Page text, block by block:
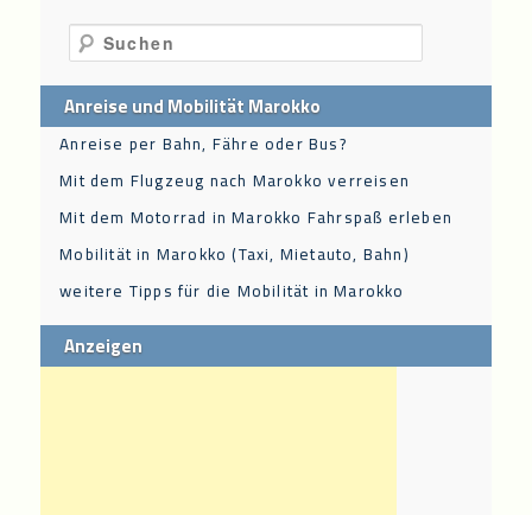
Suchen
Anreise und Mobilität Marokko
Anreise per Bahn, Fähre oder Bus?
Mit dem Flugzeug nach Marokko verreisen
Mit dem Motorrad in Marokko Fahrspaß erleben
Mobilität in Marokko (Taxi, Mietauto, Bahn)
weitere Tipps für die Mobilität in Marokko
Anzeigen